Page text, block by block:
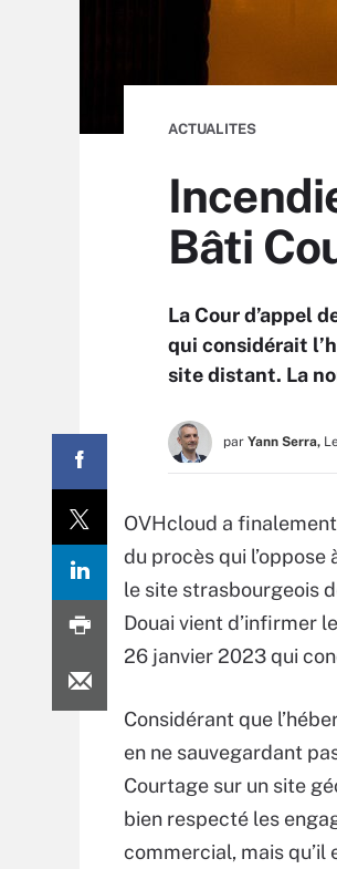
ACTUALITES
Bâti
La Cour d’appel
qui considérait
site distant. La
par Yann Serra,
OVHcloud a
du procès qui l’oppose
le site strasbourgeois
Douai vient d’infirmer
26 janvier 2023 qui
Considérant que
en ne sauvegardant
Courtage sur un site
bien respecté les
commercial, mais